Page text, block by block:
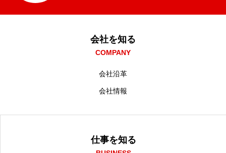
会社を知る
COMPANY
会社沿革
会社情報
仕事を知る